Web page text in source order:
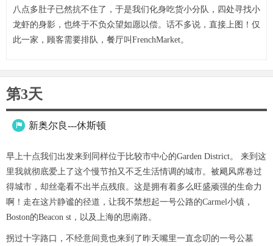
八点多肚子已然抗不住了，于是我们化身吃货小分队，四处寻找小
龙虾的身影，也终于不负众望如愿以偿。话不多说，直接上图！仅
此一家，顾客需要排队，餐厅叫FrenchMarket。
第3天
 新奥尔良---休斯顿
早上十点我们出发来到同样位于比较市中心的Garden District。 来到这
里我就彻底爱上了这个慢节拍又不乏生活情调的城市。被飓风席卷过
得城市，却丝毫看不出半点残痕。这是拥有着多么旺盛顽强的生命力
啊！走在这片静谧的径道，让我不禁想起一号公路的Carmel小镇，
Boston的Beacon st，以及上海的思南路。
拐过十字路口，不经意间竟也来到了昨天嘴里一直念叨的一号公墓